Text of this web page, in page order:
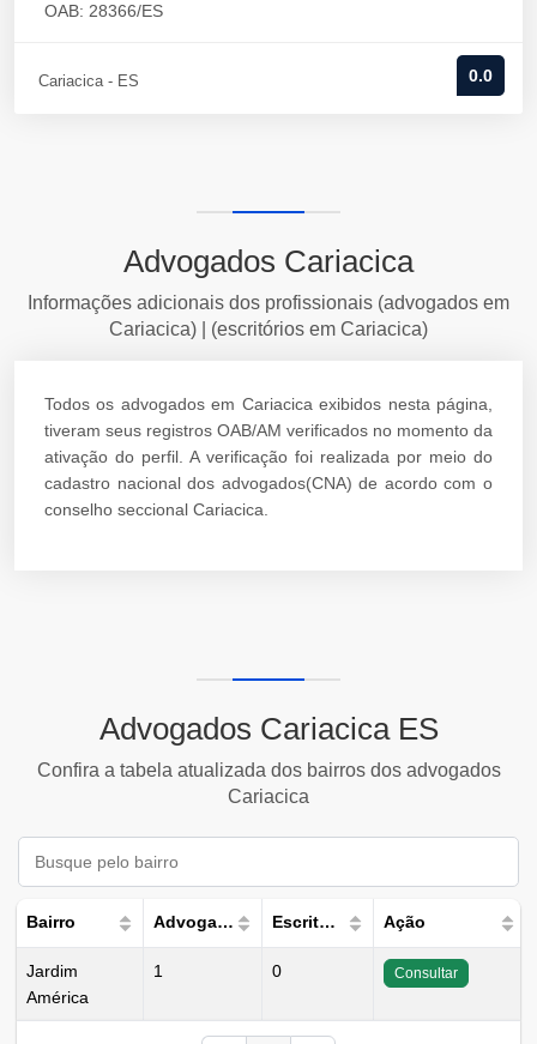
OAB: 28366/ES
Cariacica - ES 0.0
Advogados Cariacica
Informações adicionais dos profissionais (advogados em
Cariacica) | (escritórios em Cariacica)
Todos os advogados em Cariacica exibidos nesta página,
tiveram seus registros OAB/AM verificados no momento da
ativação do perfil. A verificação foi realizada por meio do
cadastro nacional dos advogados(CNA) de acordo com o
conselho seccional Cariacica.
Advogados Cariacica ES
Confira a tabela atualizada dos bairros dos advogados
Cariacica
Bairro Advogados Escritórios Ação
Jardim
América
1 0 Consultar